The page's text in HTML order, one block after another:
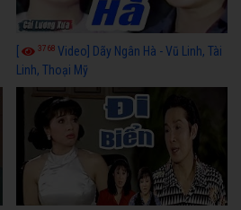
3768 Video] Dãy Ngân Hà - Vũ Linh, Tài
Linh, Thoại Mỹ